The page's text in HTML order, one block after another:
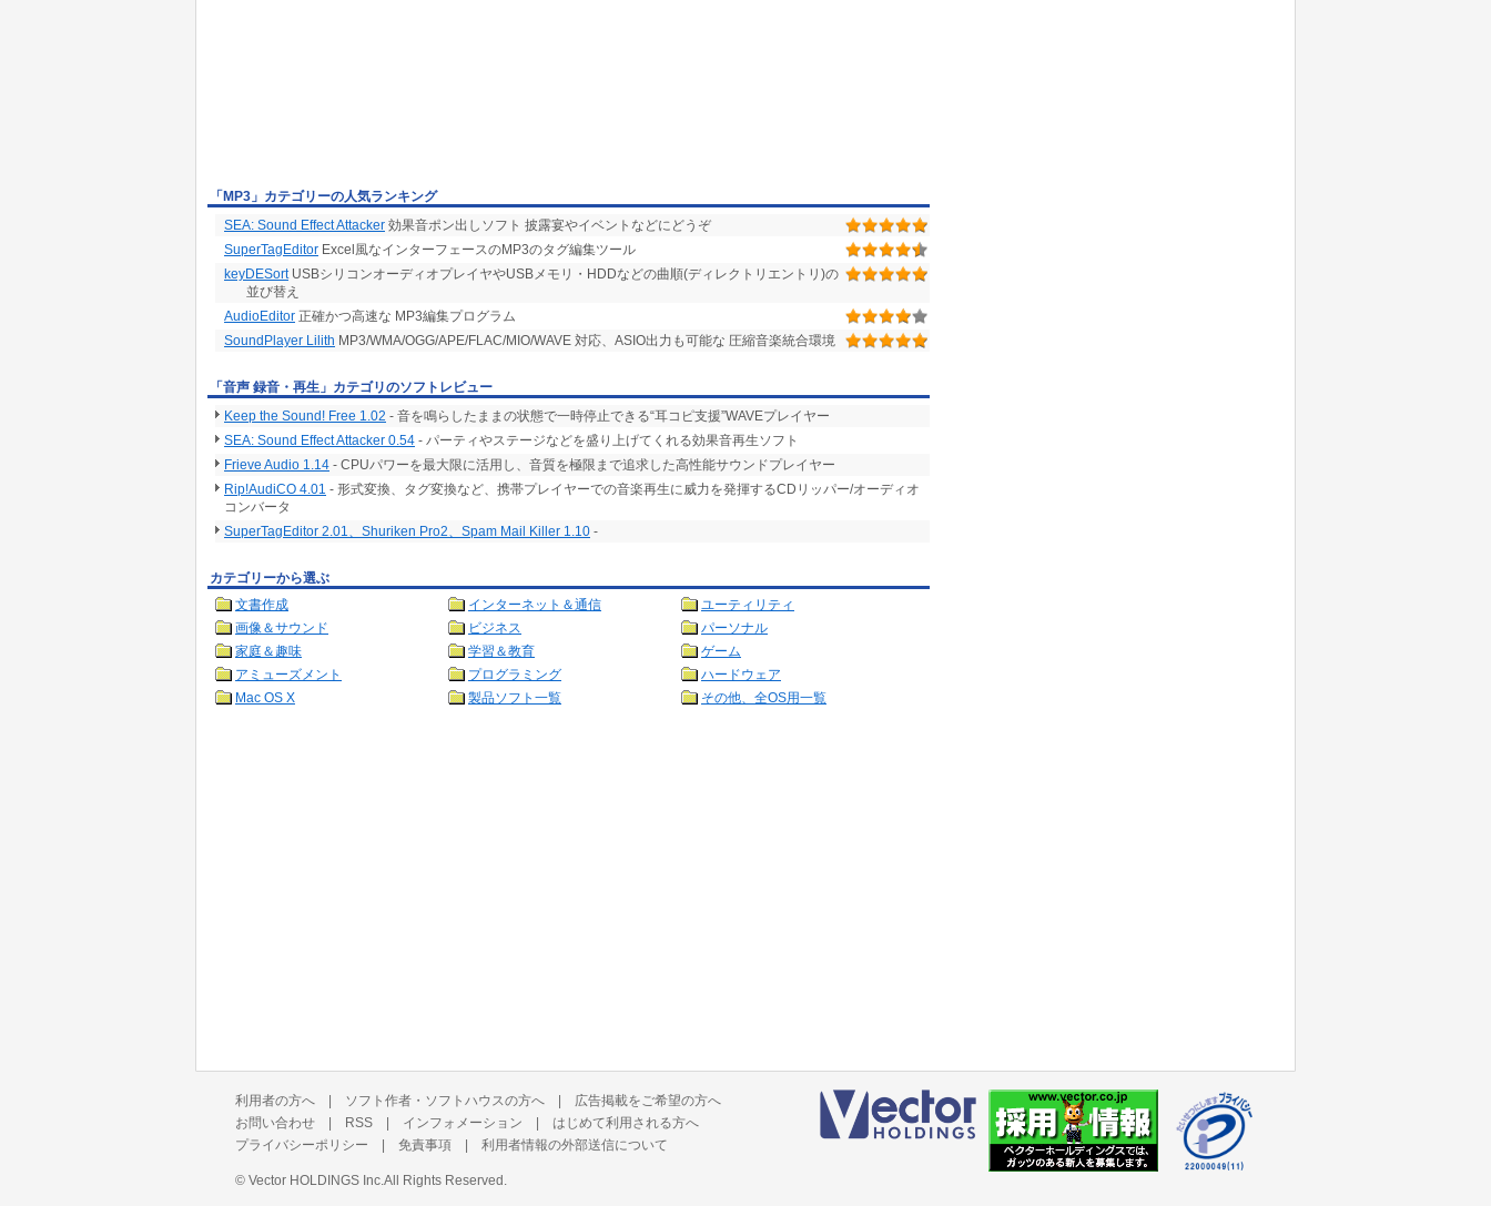
「MP3」カテゴリーの人気ランキング
SEA: Sound Effect Attacker 効果音ポン出しソフト 披露宴やイベントなどにどうぞ
SuperTagEditor Excel風なインターフェースのMP3のタグ編集ツール
keyDESortUSBシリコンオーディオプレイヤやUSBメモリ・HDDなどの曲順(ディレクトリエントリ)の
並び替え
AudioEditor 正確かつ高速な MP3編集プログラム
SoundPlayer Lilith MP3/WMA/OGG/APE/FLAC/MIO/WAVE 対応、ASIO出力も可能な 圧縮音楽統合環境
「音声 録音・再生」カテゴリのソフトレビュー
Keep the Sound! Free 1.02 - 音を鳴らしたままの状態で一時停止できる“耳コピ支援”WAVEプレイヤー
SEA: Sound Effect Attacker 0.54 - パーティやステージなどを盛り上げてくれる効果音再生ソフト
Frieve Audio 1.14 - CPUパワーを最大限に活用し、音質を極限まで追求した高性能サウンドプレイヤー
Rip!AudiCO 4.01 - 形式変換、タグ変換など、携帯プレイヤーでの音楽再生に威力を発揮するCDリッパー/オーディオ
コンバータ
SuperTagEditor 2.01、Shuriken Pro2、Spam Mail Killer 1.10 -
カテゴリーから選ぶ
文書作成
インターネット＆通信
ユーティリティ
画像＆サウンド
ビジネス
パーソナル
家庭＆趣味
学習＆教育
ゲーム
アミューズメント
プログラミング
ハードウェア
Mac OS X
製品ソフト一覧 その他、全OS用一覧
利用者の方へ | ソフト作者・ソフトハウスの方へ | 広告掲載をご希望の方へ
お問い合わせ | RSS | インフォメーション | はじめて利用される方へ
プライバシーポリシー | 免責事項 | 利用者情報の外部送信について
© Vector HOLDINGS Inc. All Rights Reserved.